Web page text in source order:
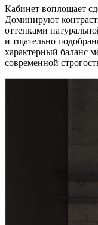
Кабинет воплощает
Доминируют
оттенками
и тщательно
характерный баланс
современной